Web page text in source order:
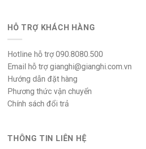
HỖ TRỢ KHÁCH HÀNG
Hotline hỗ trợ 090.8080.500
Email hỗ trợ gianghi@gianghi.com.vn
Hướng dẫn đặt hàng
Phương thức vận chuyển
Chính sách đổi trả
THÔNG TIN LIÊN HỆ